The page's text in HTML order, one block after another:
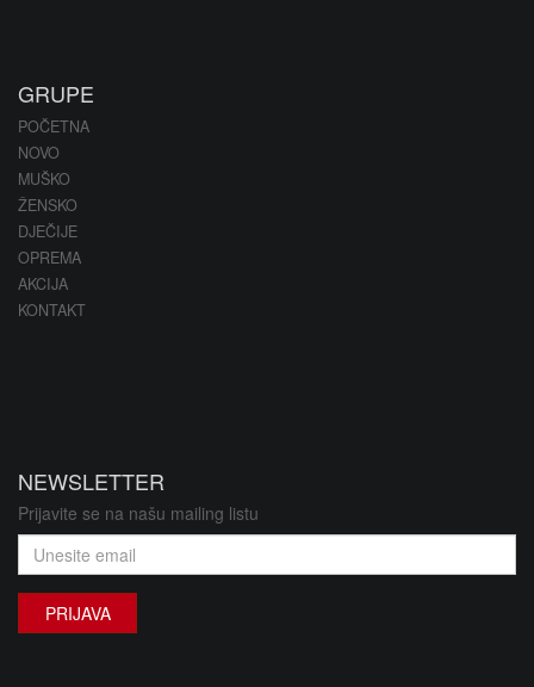
GRUPE
POČETNA
NOVO
MUŠKO
ŽENSKO
DJEČIJE
OPREMA
AKCIJA
KONTAKT
NEWSLETTER
Prijavite se na našu mailing listu
PRIJAVA